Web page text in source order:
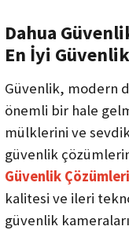
Dahua
En İyi
Güvenlik, modern
önemli bir hale
mülklerini ve
güvenlik
Güvenlik Çözümleri
kalitesi ve ileri
güvenlik